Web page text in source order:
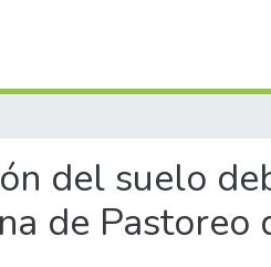
del suelo
de